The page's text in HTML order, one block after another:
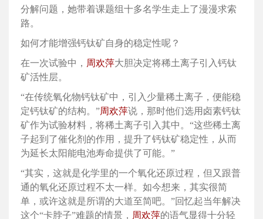
分解问题，她带着课题组十多名学生走上了漫漫求索
路。
如何才能增强钙钛矿自身的稳定性呢？
在一次试验中， 周欢萍大胆决定将稀土离子引入钙钛
矿活性层。
“在传统氧化物钙钛矿中，引入少量稀土离子，便能稳
定钙钛矿的结构。”周欢萍说，那时他们选用卤素钙钛
矿作为试验材料，将稀土离子引入其中。“这些稀土离
子起到了催化剂的作用，提升了钙钛矿稳定性，从而
为延长太阳能电池寿命提供了可能。”
“其实，这就是化学里的一个氧化还原过程，但又跟普
通的氧化还原过程不太一样。如今想来，其实很简
单，或许这就是所谓的大道至简吧。”回忆起当年解决
这个“卡脖子”难题的情景， 周欢萍的语气显得十分轻